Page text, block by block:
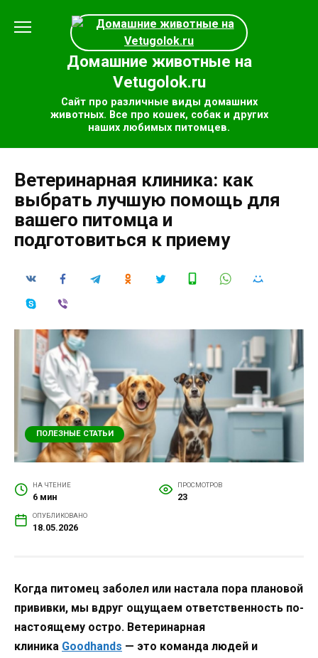
содержанию
Домашние животные на
Vetugolok.ru
Сайт про различные виды домашних
животных. Все про кошек, собак и других
наших любимых питомцев.
Ветеринарная клиника: как
выбрать лучшую помощь для
вашего питомца и
подготовиться к приему
ПОЛЕЗНЫЕ СТАТЬИ
НА ЧТЕНИЕ
6 мин
ПРОСМОТРОВ
23
ОПУБЛИКОВАНО
18.05.2026
Когда питомец заболел или настала пора плановой
прививки, мы вдруг ощущаем ответственность по-
настоящему остро. Ветеринарная
клиника Goodhands — это команда людей и